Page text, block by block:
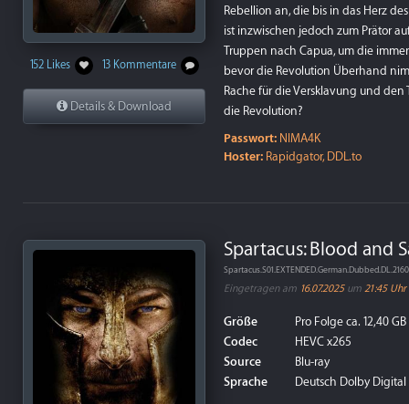
152 Likes 13 Kommentare
Details & Download
Rebellion an, die bis in das Herz
ist inzwischen jedoch zum Prätor
Truppen nach Capua, um die
bevor die Revolution Überhand
Rache für die Versklavung und den
die Revolution?
Passwort: NIMA4K
Hoster: Rapidgator, DDL.to
Spartacus: Blood and
Eingetragen am 16.07.2025um 21:45 Uhr
Größe
Pro Folge ca. 12,40 GB
Codec
HEVC x265
Source
Blu-ray
Sprache
Deutsch Dolby Digital